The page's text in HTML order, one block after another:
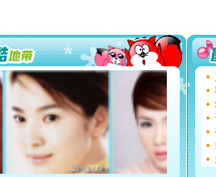
[圣诞节]
你太多，
要平安
[圣诞节]
能正大
都要快乐
[圣诞节]
如意,快
[元旦]
看
断电。
你是我